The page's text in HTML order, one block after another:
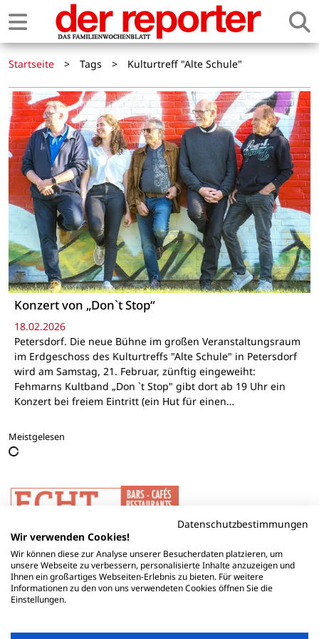
Startseite > Tags > Kulturtreff "Alte Schule"
Konzert von „Don`t Stop“
18.02.2026
Petersdorf. Die neue Bühne im großen Veranstaltungsraum
im Erdgeschoss des Kulturtreffs "Alte Schule" in Petersdorf
wird am Samstag, 21. Februar, zünftig eingeweiht:
Fehmarns Kultband „Don `t Stop" gibt dort ab 19 Uhr ein
Konzert bei freiem Eintritt (ein Hut für einen…
Meistgelesen
Datenschutzbestimmungen
Wir verwenden Cookies!
Wir können diese zur Analyse unserer Besucherdaten platzieren, um
unsere Webseite zu verbessern, personalisierte Inhalte anzuzeigen und
Ihnen ein großartiges Webseiten-Erlebnis zu bieten. Für weitere
Informationen zu den von uns verwendeten Cookies öffnen Sie die
Einstellungen.